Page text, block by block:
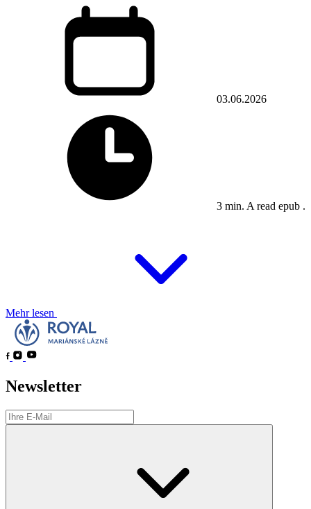
03.06.2026
3 min. A read epub .
Mehr lesen
Newsletter